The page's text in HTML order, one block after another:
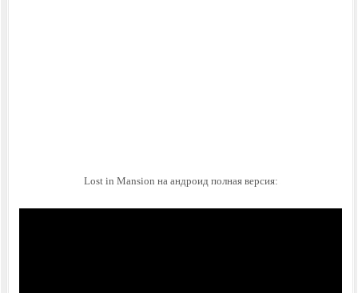
Lost in Mansion на андроид полная версия: